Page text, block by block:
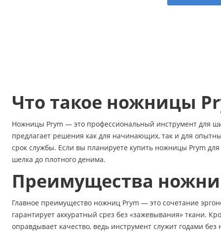
Что такое ножницы
Ножницы Prym — это профессиональный инструмент для
предлагает решения как для начинающих, так и для
срок службы. Если вы планируете купить ножницы Prym
шелка до плотного денима.
Преимущества
Главное преимущество ножниц Prym — это сочетание
гарантирует аккуратный срез без «зажевывания» ткани.
оправдывает качество, ведь инструмент служит годами